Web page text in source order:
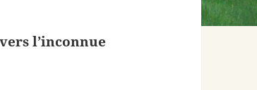
l’inconnue